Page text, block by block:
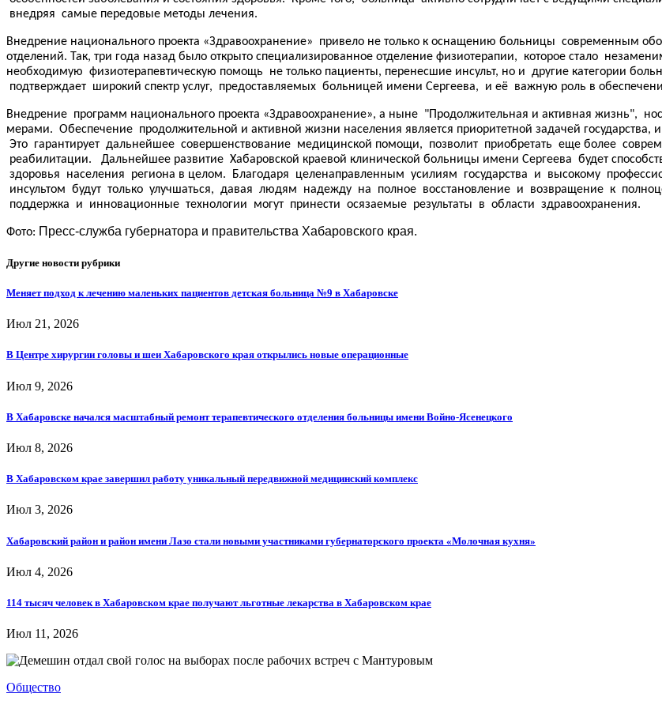
внедряя самые передовые методы лечения.
Внедрение национального проекта «Здравоохранение» привело не только к оснащению больницы современным
отделений. Так, три года назад было открыто специализированное отделение физиотерапии, которое стало
необходимую физиотерапевтическую помощь не только пациенты, перенесшие инсульт, но и другие категории
подтверждает широкий спектр услуг, предоставляемых больницей имени Сергеева, и её важную роль в
Внедрение программ национального проекта «Здравоохранение», а ныне "Продолжительная и активная жизнь",
мерами. Обеспечение продолжительной и активной жизни населения является приоритетной задачей
Это гарантирует дальнейшее совершенствование медицинской помощи, позволит приобретать еще более
реабилитации. Дальнейшее развитие Хабаровской краевой клинической больницы имени Сергеева будет
здоровья населения региона в целом. Благодаря целенаправленным усилиям государства и высокому
инсультом будут только улучшаться, давая людям надежду на полное восстановление и возвращение к
поддержка и инновационные технологии могут принести осязаемые результаты в области здравоохранения.
Фото: Пресс-служба губернатора и правительства Хабаровского края.
Другие новости рубрики
Меняет подход к лечению маленьких пациентов детская больница №9 в Хабаровске
Июл 21, 2026
В Центре хирургии головы и шеи Хабаровского края открылись новые операционные
Июл 9, 2026
В Хабаровске начался масштабный ремонт терапевтического отделения больницы имени Войно-Ясенецкого
Июл 8, 2026
В Хабаровском крае завершил работу уникальный передвижной медицинский комплекс
Июл 3, 2026
Хабаровский район и район имени Лазо стали новыми участниками губернаторского проекта «Молочная кухня»
Июл 4, 2026
114 тысяч человек в Хабаровском крае получают льготные лекарства в Хабаровском крае
Июл 11, 2026
Общество